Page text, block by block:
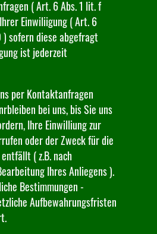
( Art. 6 Abs. 1 lit. f
Einwiliigung ( Art. 6
) sofern diese abgefragt
ist jederzeit
per Kontaktanfragen
bei uns, bis Sie uns
Ihre Einwilliung zur
oder der Zweck für die
( z.B. nach
Ihres Anliegens ).
Bestimmungen -
Aufbewahrungsfristen